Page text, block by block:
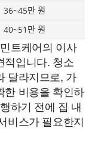
36~45만 원
40~51만 원
트케어의 이사
적입니다. 청소
달라지므로, 가
한 비용을 확인하
하기 전에 집 내
비스가 필요한지